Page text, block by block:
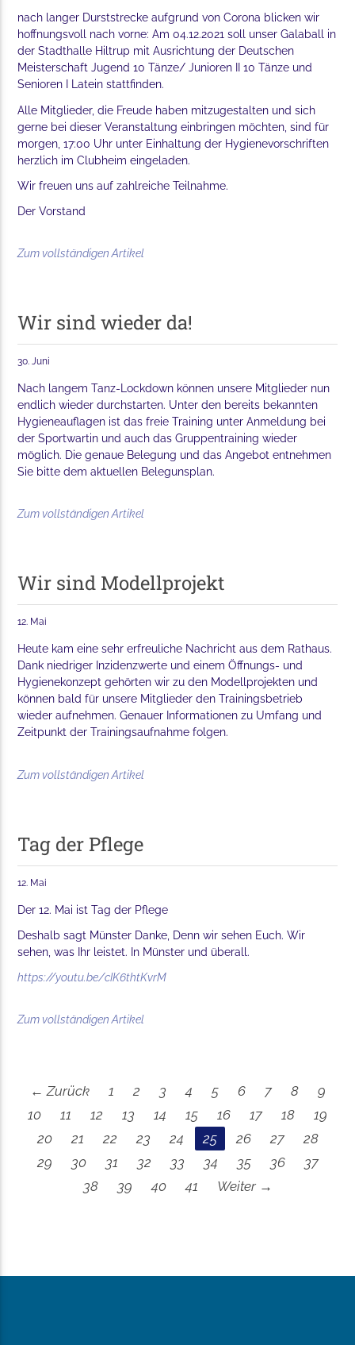
nach langer Durststrecke aufgrund von Corona blicken wir
hoffnungsvoll nach vorne: Am 04.12.2021 soll unser Galaball in
der Stadthalle Hiltrup mit Ausrichtung der Deutschen
Meisterschaft Jugend 10 Tänze/ Junioren II 10 Tänze und
Senioren I Latein stattfinden.
Alle Mitglieder, die Freude haben mitzugestalten und sich
gerne bei dieser Veranstaltung einbringen möchten, sind für
morgen, 17:00 Uhr unter Einhaltung der Hygienevorschriften
herzlich im Clubheim eingeladen.
Wir freuen uns auf zahlreiche Teilnahme.
Der Vorstand
Zum vollständigen Artikel
Wir sind wieder da!
30. Juni
Nach langem Tanz-Lockdown können unsere Mitglieder nun
endlich wieder durchstarten. Unter den bereits bekannten
Hygieneauflagen ist das freie Training unter Anmeldung bei
der Sportwartin und auch das Gruppentraining wieder
möglich. Die genaue Belegung und das Angebot entnehmen
Sie bitte dem aktuellen Belegunsplan.
Zum vollständigen Artikel
Wir sind Modellprojekt
12. Mai
Heute kam eine sehr erfreuliche Nachricht aus dem Rathaus.
Dank niedriger Inzidenzwerte und einem Öffnungs- und
Hygienekonzept gehörten wir zu den Modellprojekten und
können bald für unsere Mitglieder den Trainingsbetrieb
wieder aufnehmen. Genauer Informationen zu Umfang und
Zeitpunkt der Trainingsaufnahme folgen.
Zum vollständigen Artikel
Tag der Pflege
12. Mai
Der 12. Mai ist Tag der Pflege
Deshalb sagt Münster Danke, Denn wir sehen Euch. Wir
sehen, was Ihr leistet. In Münster und überall.
https://youtu.be/cIK6thtKvrM
Zum vollständigen Artikel
← Zurück 1 2 3 4 5 6 7 8
9
10
11 12 13 14 15 16 17 18
19
20
21 22 23 24 25 26 27
28
29
30 31 32 33 34 35 36
37
38
39 40 41 Weiter →